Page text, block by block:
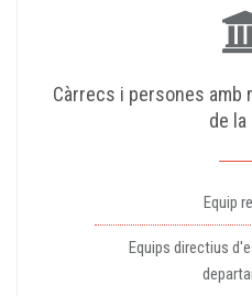
Càrrecs i persones
de la
Equip
Equips directius